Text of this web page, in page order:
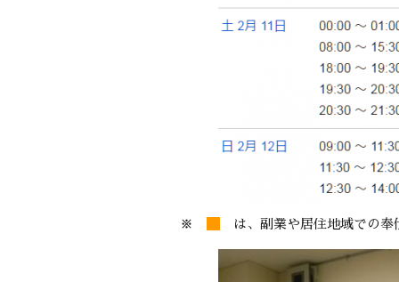
※ は、副業や居住地域での奉